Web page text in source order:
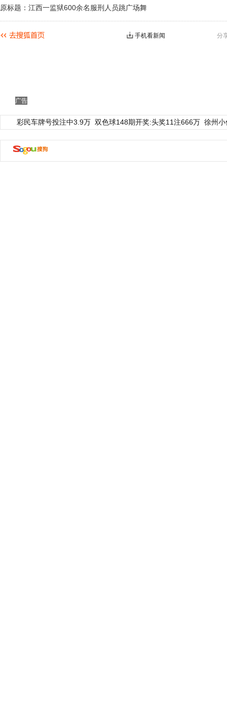
原标题：江西一监狱600余名服刑人员跳广场舞
分
手机看新闻
广告
彩民车牌号投注中3.9万 双色球148期开奖:头奖11注666万 徐州